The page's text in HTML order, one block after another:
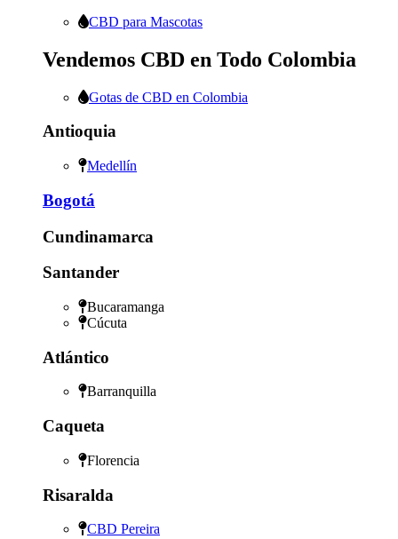
CBD para Mascotas
Vendemos CBD en Todo Colombia
Gotas de CBD en Colombia
Antioquia
Medellín
Bogotá
Cundinamarca
Santander
Bucaramanga
Cúcuta
Atlántico
Barranquilla
Caqueta
Florencia
Risaralda
CBD Pereira